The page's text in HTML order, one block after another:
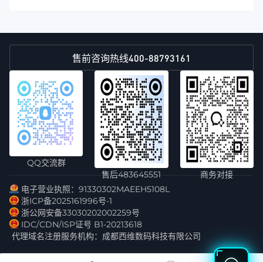
售前咨询热线400-88793161
QQ交流群
售后483645551
商务对接
电子营业执照：91330302MAEEH5108L
浙ICP备2025161996号-1
浙公网安备33030202002259号
IDC/CDN/ISP证号 B1-20213618
代理域名注册服务机构：成都西维数码科技有限公司